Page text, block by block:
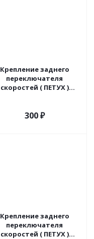
Крепление заднего
переключателя
скоростей ( ПЕТУХ )
300₽
Крепление заднего
переключателя
скоростей ( ПЕТУХ )